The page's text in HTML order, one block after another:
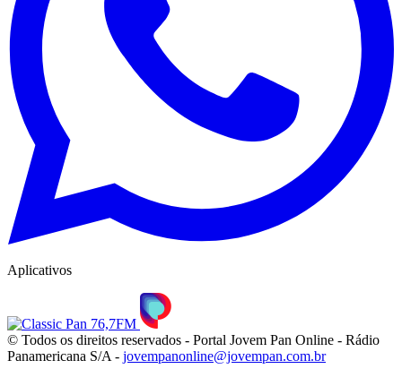
Aplicativos
© Todos os direitos reservados - Portal Jovem Pan Online - Rádio
Panamericana S/A - jovempanonline@jovempan.com.br